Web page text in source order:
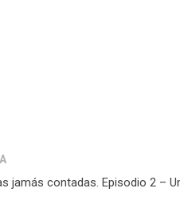
jamás contadas. Episodio 2 –